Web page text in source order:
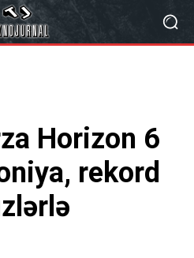
Horizon 6
rekord